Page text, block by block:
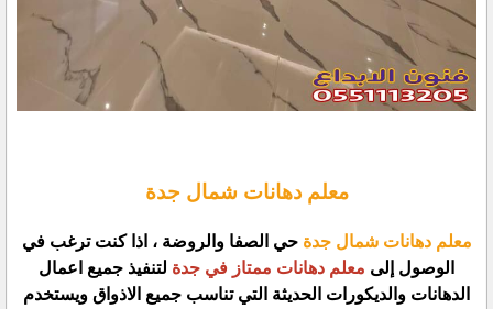
معلم دهانات شمال جدة
معلم دهانات شمال جدة حي الصفا والروضة ، اذا كنت ترغب في
الوصول إلى معلم دهانات ممتاز في جدة لتنفيذ جميع اعمال
الدهانات والديكورات الحديثة التي تناسب جميع الاذواق ويستخدم